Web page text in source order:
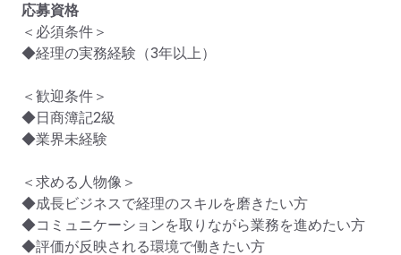
応募資格
＜必須条件＞
◆経理の実務経験（3年以上）
＜歓迎条件＞
◆日商簿記2級
◆業界未経験
＜求める人物像＞
◆成長ビジネスで経理のスキルを磨きたい方
◆コミュニケーションを取りながら業務を進めたい方
◆評価が反映される環境で働きたい方